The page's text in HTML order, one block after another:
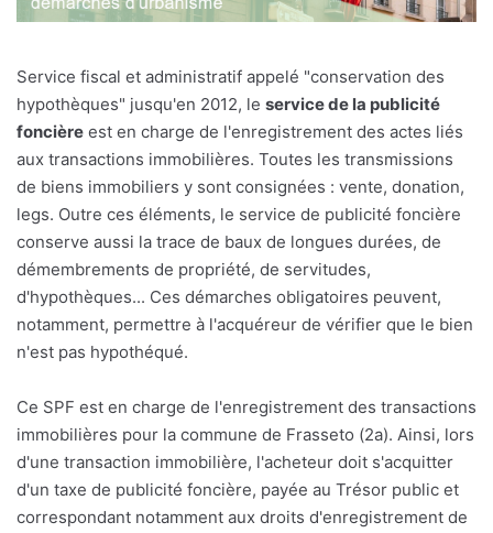
Service fiscal et administratif appelé "conservation des
hypothèques" jusqu'en 2012, le service de la publicité
foncière est en charge de l'enregistrement des actes liés
aux transactions immobilières. Toutes les transmissions
de biens immobiliers y sont consignées : vente, donation,
legs. Outre ces éléments, le service de publicité foncière
conserve aussi la trace de baux de longues durées, de
démembrements de propriété, de servitudes,
d'hypothèques... Ces démarches obligatoires peuvent,
notamment, permettre à l'acquéreur de vérifier que le bien
n'est pas hypothéqué.
Ce SPF est en charge de l'enregistrement des transactions
immobilières pour la commune de Frasseto (2a). Ainsi, lors
d'une transaction immobilière, l'acheteur doit s'acquitter
d'un taxe de publicité foncière, payée au Trésor public et
correspondant notamment aux droits d'enregistrement de